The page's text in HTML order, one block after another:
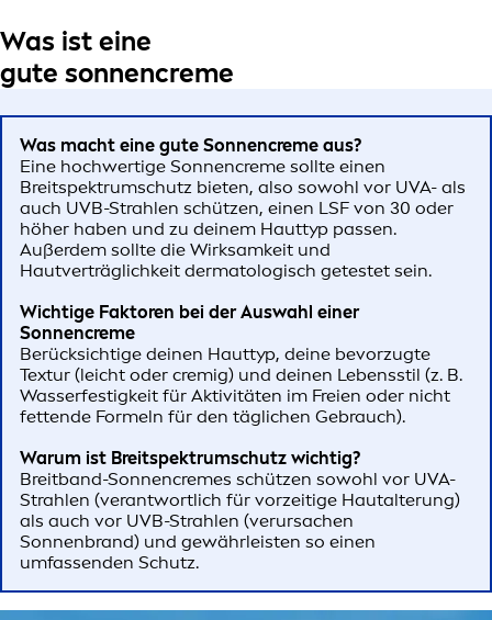
Was ist eine
gute sonnencreme
Was macht eine gute Sonnencreme aus?
Eine hochwertige Sonnencreme sollte einen
Breitspektrumschutz bieten, also sowohl vor UVA- als
auch UVB-Strahlen schützen, einen LSF von 30 oder
höher haben und zu deinem Hauttyp passen.
Außerdem sollte die Wirksamkeit und
Hautverträglichkeit dermatologisch getestet sein.
Wichtige Faktoren bei der Auswahl einer
Sonnencreme
Berücksichtige deinen Hauttyp, deine bevorzugte
Textur (leicht oder cremig) und deinen Lebensstil (z. B.
Wasserfestigkeit für Aktivitäten im Freien oder nicht
fettende Formeln für den täglichen Gebrauch).
Warum ist Breitspektrumschutz wichtig?
Breitband-Sonnencremes schützen sowohl vor UVA-
Strahlen (verantwortlich für vorzeitige Hautalterung)
als auch vor UVB-Strahlen (verursachen
Sonnenbrand) und gewährleisten so einen
umfassenden Schutz.